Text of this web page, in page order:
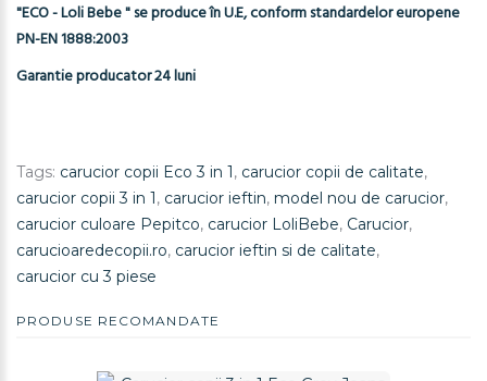
"ECO - Loli Bebe " se produce în U.E, conform standardelor europene
PN-EN 1888:2003
Garantie producator 24 luni
Tags: carucior copii Eco 3 in 1 , carucior copii de calitate,
carucior copii 3 in 1 , carucior ieftin, model nou de carucior,
carucior culoare Pepitco, carucior LoliBebe, Carucior,
carucioaredecopii.ro, carucior ieftin si de calitate,
carucior cu 3 piese
PRODUSE RECOMANDATE